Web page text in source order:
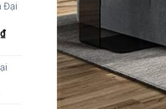
Đại
₫Khoảng
2.862.000₫